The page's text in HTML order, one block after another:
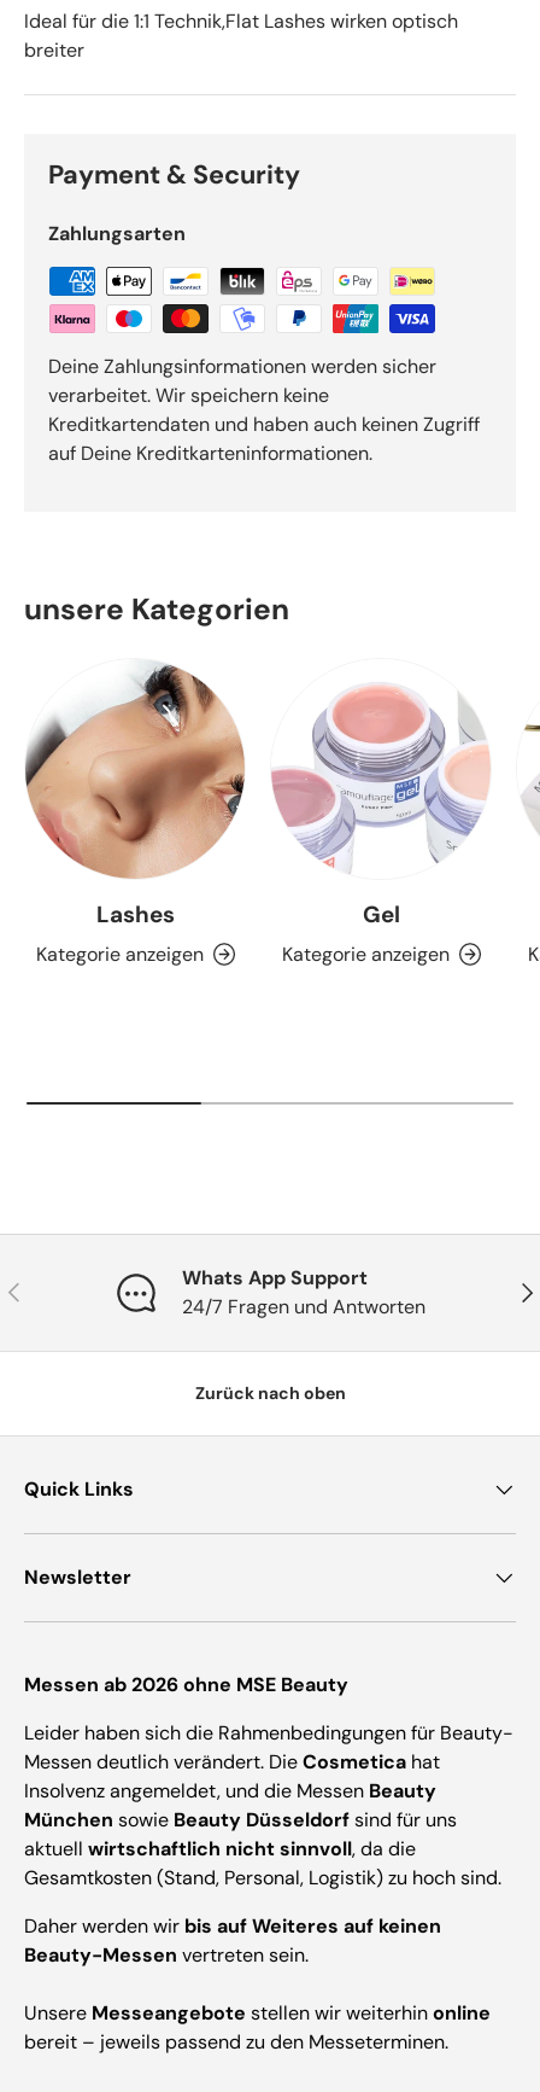
Ideal für die 1:1 Technik,Flat Lashes wirken optisch
breiter
Payment & Security
Zahlungsarten
Deine Zahlungsinformationen werden sicher
verarbeitet. Wir speichern keine
Kreditkartendaten und haben auch keinen Zugriff
auf Deine Kreditkarteninformationen.
unsere Kategorien
Lashes
Kategorie anzeigen
Gel
Kategorie anzeigen
Vorherige
Whats App Support
24/7 Fragen und Antworten
Zurück nach oben
Quick Links
Newsletter
Messen ab 2026 ohne MSE Beauty
Leider haben sich die Rahmenbedingungen für Beauty-
Messen deutlich verändert. DieCosmetica hat
Insolvenz angemeldet, und die Messen Beauty
München sowie Beauty Düsseldorfsind für uns
aktuell wirtschaftlich nicht sinnvoll, da die
Gesamtkosten (Stand, Personal, Logistik) zu hoch sind.
Daher werden wir bis auf Weiteres auf keinen
Beauty-Messen vertreten sein.
Unsere Messeangebote stellen wir weiterhinonline
bereit – jeweils passend zu den Messeterminen.